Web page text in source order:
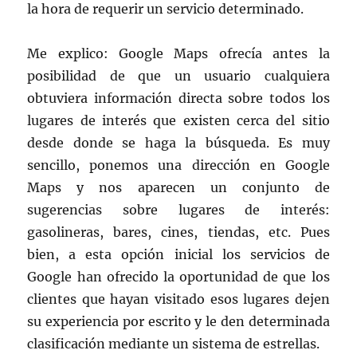
la hora de requerir un servicio determinado.
Me explico: Google Maps ofrecía antes la
posibilidad de que un usuario cualquiera
obtuviera información directa sobre todos los
lugares de interés que existen cerca del sitio
desde donde se haga la búsqueda. Es muy
sencillo, ponemos una dirección en Google
Maps y nos aparecen un conjunto de
sugerencias sobre lugares de interés:
gasolineras, bares, cines, tiendas, etc. Pues
bien, a esta opción inicial los servicios de
Google han ofrecido la oportunidad de que los
clientes que hayan visitado esos lugares dejen
su experiencia por escrito y le den determinada
clasificación mediante un sistema de estrellas.